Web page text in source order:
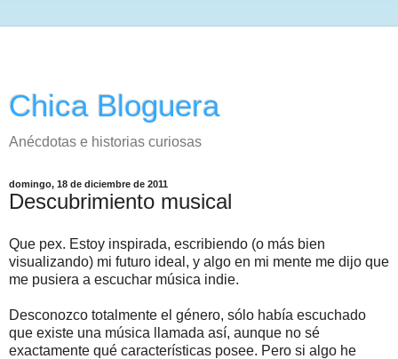
Chica Bloguera
Anécdotas e historias curiosas
domingo, 18 de diciembre de 2011
Descubrimiento musical
Que pex. Estoy inspirada, escribiendo (o más bien
visualizando) mi futuro ideal, y algo en mi mente me dijo que
me pusiera a escuchar música indie.
Desconozco totalmente el género, sólo había escuchado
que existe una música llamada así, aunque no sé
exactamente qué características posee. Pero si algo he